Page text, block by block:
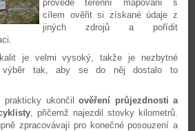
provede terénní mapování s
cílem ověřit si získané údaje z
jiných zdrojů a pořídit
je velmi vysoký, takže je nezbytné
výběr tak, aby se do něj dostalo to
prakticky ukončilověření průjezdnosti a
, přičemž najezdil stovky kilometrů.
zpracovávají pro konečné posouzení a